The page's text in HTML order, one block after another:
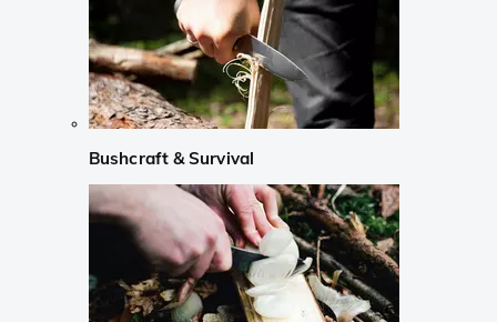
Bushcraft & Survival